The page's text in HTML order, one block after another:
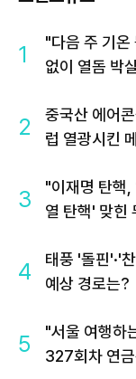
1
"다음 주 기
없이 열돔 박
2
중국산 에어
럽 열광시킨
3
"이재명 탄핵,
열 탄핵' 맞힌
4
태풍 '돌핀'·'
예상 경로는?
5
"서울 여행하
327회차 연